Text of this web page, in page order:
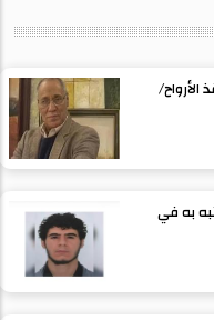
الأرواح/
به في